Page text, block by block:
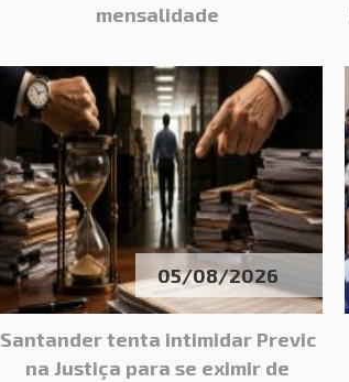
mensalidade
05/08/2026
Santander tenta intimidar Previc
na Justiça para se eximir de